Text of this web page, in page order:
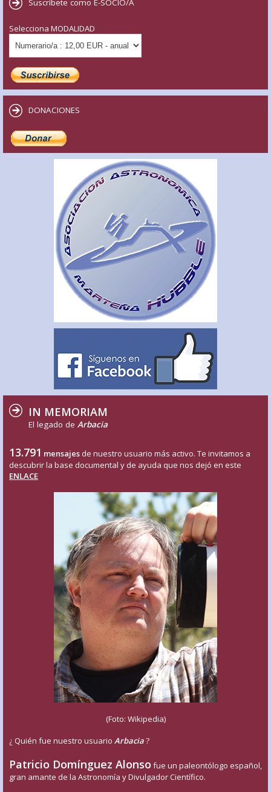
Suscríbete como E-SOCIO/A
Selecciona MODALIDAD
DONACIONES
IN MEMORIAM
El legado de Arbacia
13.791 mensajes de nuestro usuario más activo. Te invitamos a
descubrir la base documental y de ayuda que nos dejó en este
ENLACE
(Foto: Wikipedia)
¿ Quién fue nuestro usuario Arbacia?
Patricio Domínguez Alonso fue un paleontólogo español,
gran amante de la Astronomía y Divulgador Científico.